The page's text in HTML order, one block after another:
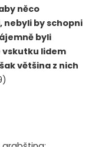
něco
by schopni
byli
vskutku lidem
většina z nich